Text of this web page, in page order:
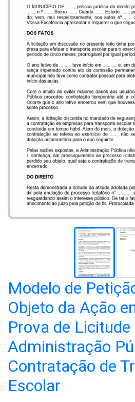
Modelo de
Objeto da Ação
Prova de Licitude
Administração
Contratação de
Escolar